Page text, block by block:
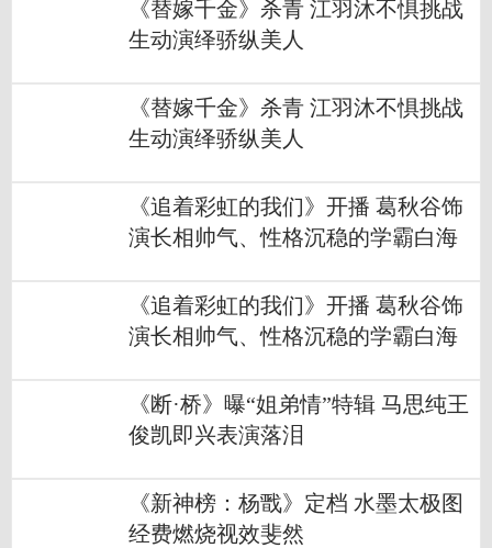
《替嫁千金》杀青 江羽沐不惧挑战
生动演绎骄纵美人
《替嫁千金》杀青 江羽沐不惧挑战
生动演绎骄纵美人
《追着彩虹的我们》开播 葛秋谷饰
演长相帅气、性格沉稳的学霸白海
《追着彩虹的我们》开播 葛秋谷饰
演长相帅气、性格沉稳的学霸白海
《断·桥》曝“姐弟情”特辑 马思纯王
俊凯即兴表演落泪
《新神榜：杨戬》定档 水墨太极图
经费燃烧视效斐然